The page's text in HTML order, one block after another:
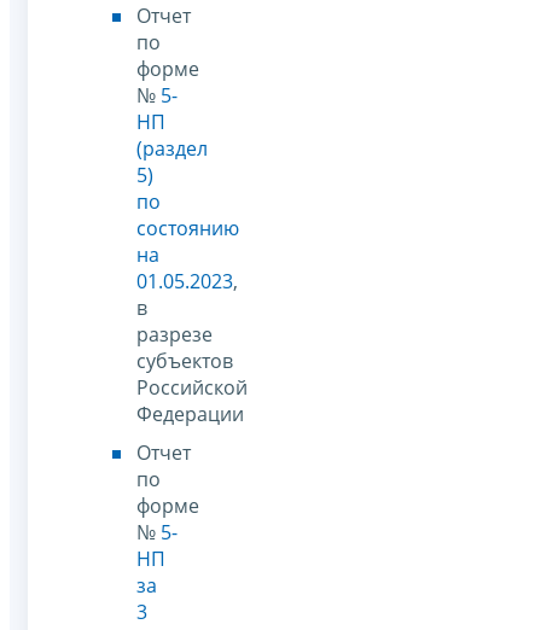
Отчет
по
форме
№ 5-
НП
(раздел
5)
по
состоянию
на
01.05.2023,
в
разрезе
субъектов
Российской
Федерации
Отчет
по
форме
№ 5-
НП
за
3